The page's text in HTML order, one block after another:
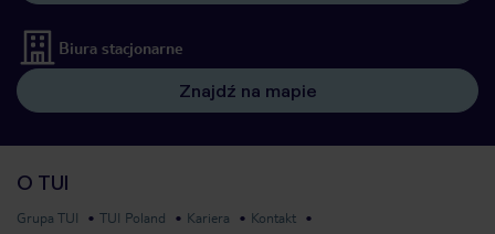
Biura stacjonarne
Znajdź na mapie
O TUI
Grupa TUI TUI Poland Kariera
Kontakt